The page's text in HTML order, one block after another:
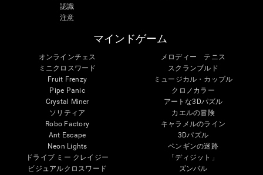
認識
注意
マインドゲーム
オンラインチェス
ミニクロスワード
Fruit Frenzy
Pipe Panic
Crystal Miner
ソリティア
Robo Factory
Ant Escape
Neon Lights
ドライブ ミー クレイジー
ビジュアルクロスワード
メロディー テニス
スクランブルド
ミュージカル・カップル
クロノカラー
アートな3Dパズル
カエルの冒険
キャラメルのライン
3Dパズル
ペンギンの迷路
「ディジット」
ズンバル